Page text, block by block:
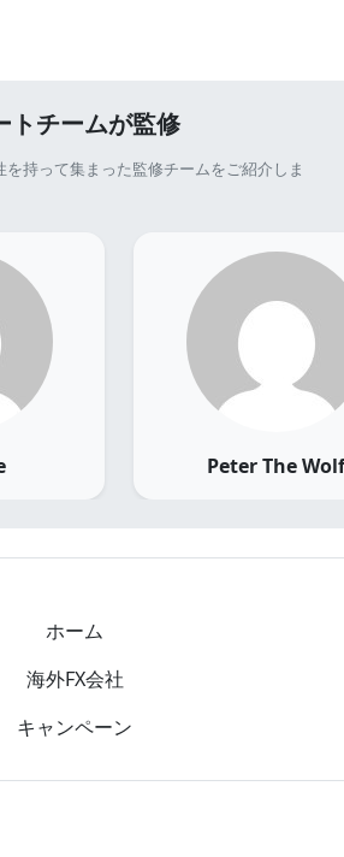
トチームが監修
持って集まった監修チームをご紹介しま
Peter The
ホーム
海外FX会社
キャンペーン